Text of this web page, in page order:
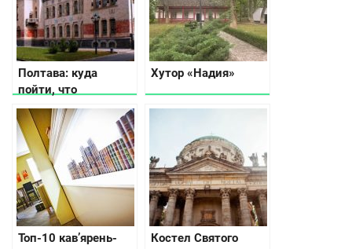
Полтава: куда
пойти, что
посмотреть, где
остановиться
Хутор «Надия»
Топ-10 кав’ярень-
Костел Святого